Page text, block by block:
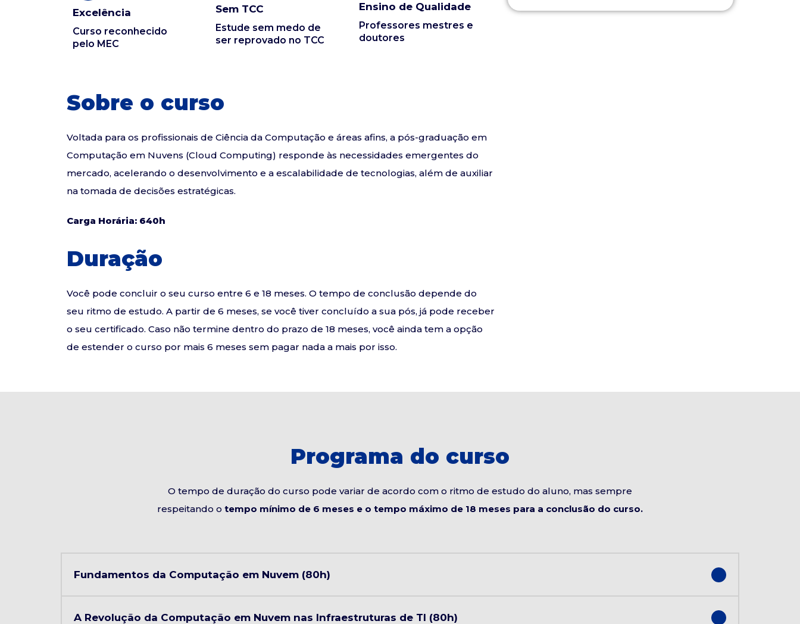
Excelência
Curso reconhecido
pelo MEC
Sem TCC
Estude sem medo de
ser reprovado no TCC
Ensino de Qualidade
Professores mestres e
doutores
Sobre o curso
Voltada para os profissionais de Ciência da Computação e áreas afins, a pós-graduação em
Computação em Nuvens (Cloud Computing) responde às necessidades emergentes do
mercado, acelerando o desenvolvimento e a escalabilidade de tecnologias, além de auxiliar
na tomada de decisões estratégicas.
Carga Horária: 640h
Duração
Você pode concluir o seu curso entre 6 e 18 meses. O tempo de conclusão depende do
seu ritmo de estudo. A partir de 6 meses, se você tiver concluído a sua pós, já pode receber
o seu certificado. Caso não termine dentro do prazo de 18 meses, você ainda tem a opção
de estender o curso por mais 6 meses sem pagar nada a mais por isso.
Programa do curso
O tempo de duração do curso pode variar de acordo com o ritmo de estudo do aluno, mas sempre
respeitando o tempo mínimo de 6 meses e o tempo máximo de 18 meses para a conclusão do curso.
Fundamentos da Computação em Nuvem (80h)
A Revolução da Computação em Nuvem nas Infraestruturas de TI (80h)